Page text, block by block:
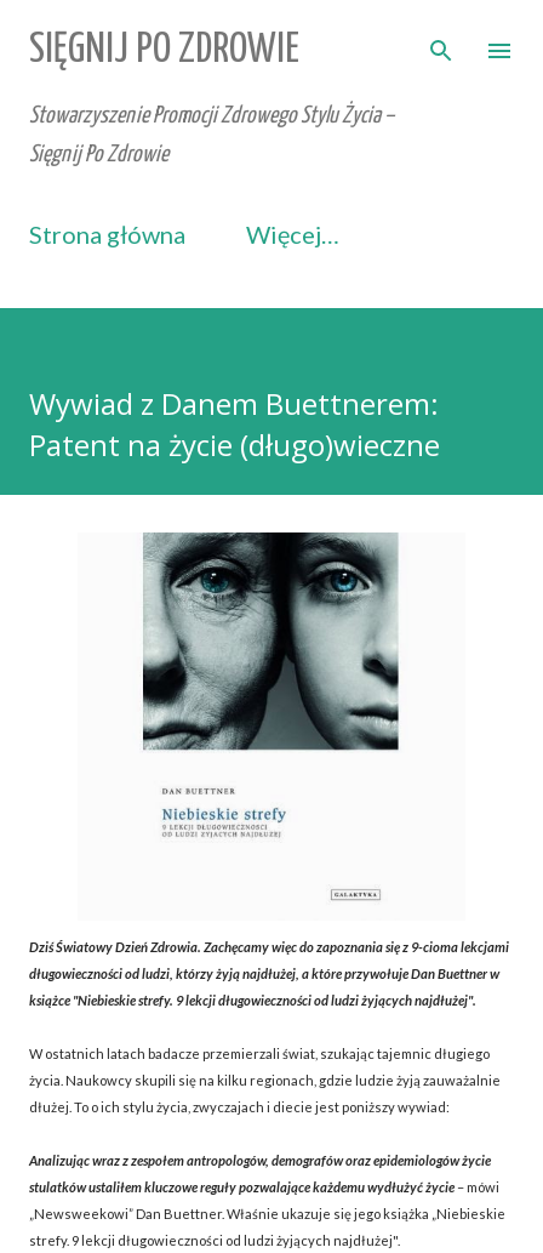
Przejdź do głównej zawartości
SIĘGNIJ PO ZDROWIE
Stowarzyszenie Promocji Zdrowego Stylu Życia –
Sięgnij Po Zdrowie
Strona główna Więcej…
Wywiad z Danem Buettnerem:
Patent na życie (długo)wieczne
Dziś Światowy Dzień Zdrowia. Zachęcamy więc do zapoznania się z 9-cioma lekcjami
długowieczności od ludzi, którzy żyją najdłużej, a które przywołuje Dan Buettner w
książce "Niebieskie strefy. 9 lekcji długowieczności od ludzi żyjących najdłużej".
W ostatnich latach badacze przemierzali świat, szukając tajemnic długiego
życia. Naukowcy skupili się na kilku regionach, gdzie ludzie żyją zauważalnie
dłużej. To o ich stylu życia, zwyczajach i diecie jest poniższy wywiad:
Analizując wraz z zespołem antropologów, demografów oraz epidemiologów życie
stulatków ustaliłem kluczowe reguły pozwalające każdemu wydłużyć życie – mówi
„Newsweekowi” Dan Buettner. Właśnie ukazuje się jego książka „Niebieskie
strefy. 9 lekcji długowieczności od ludzi żyjących najdłużej".